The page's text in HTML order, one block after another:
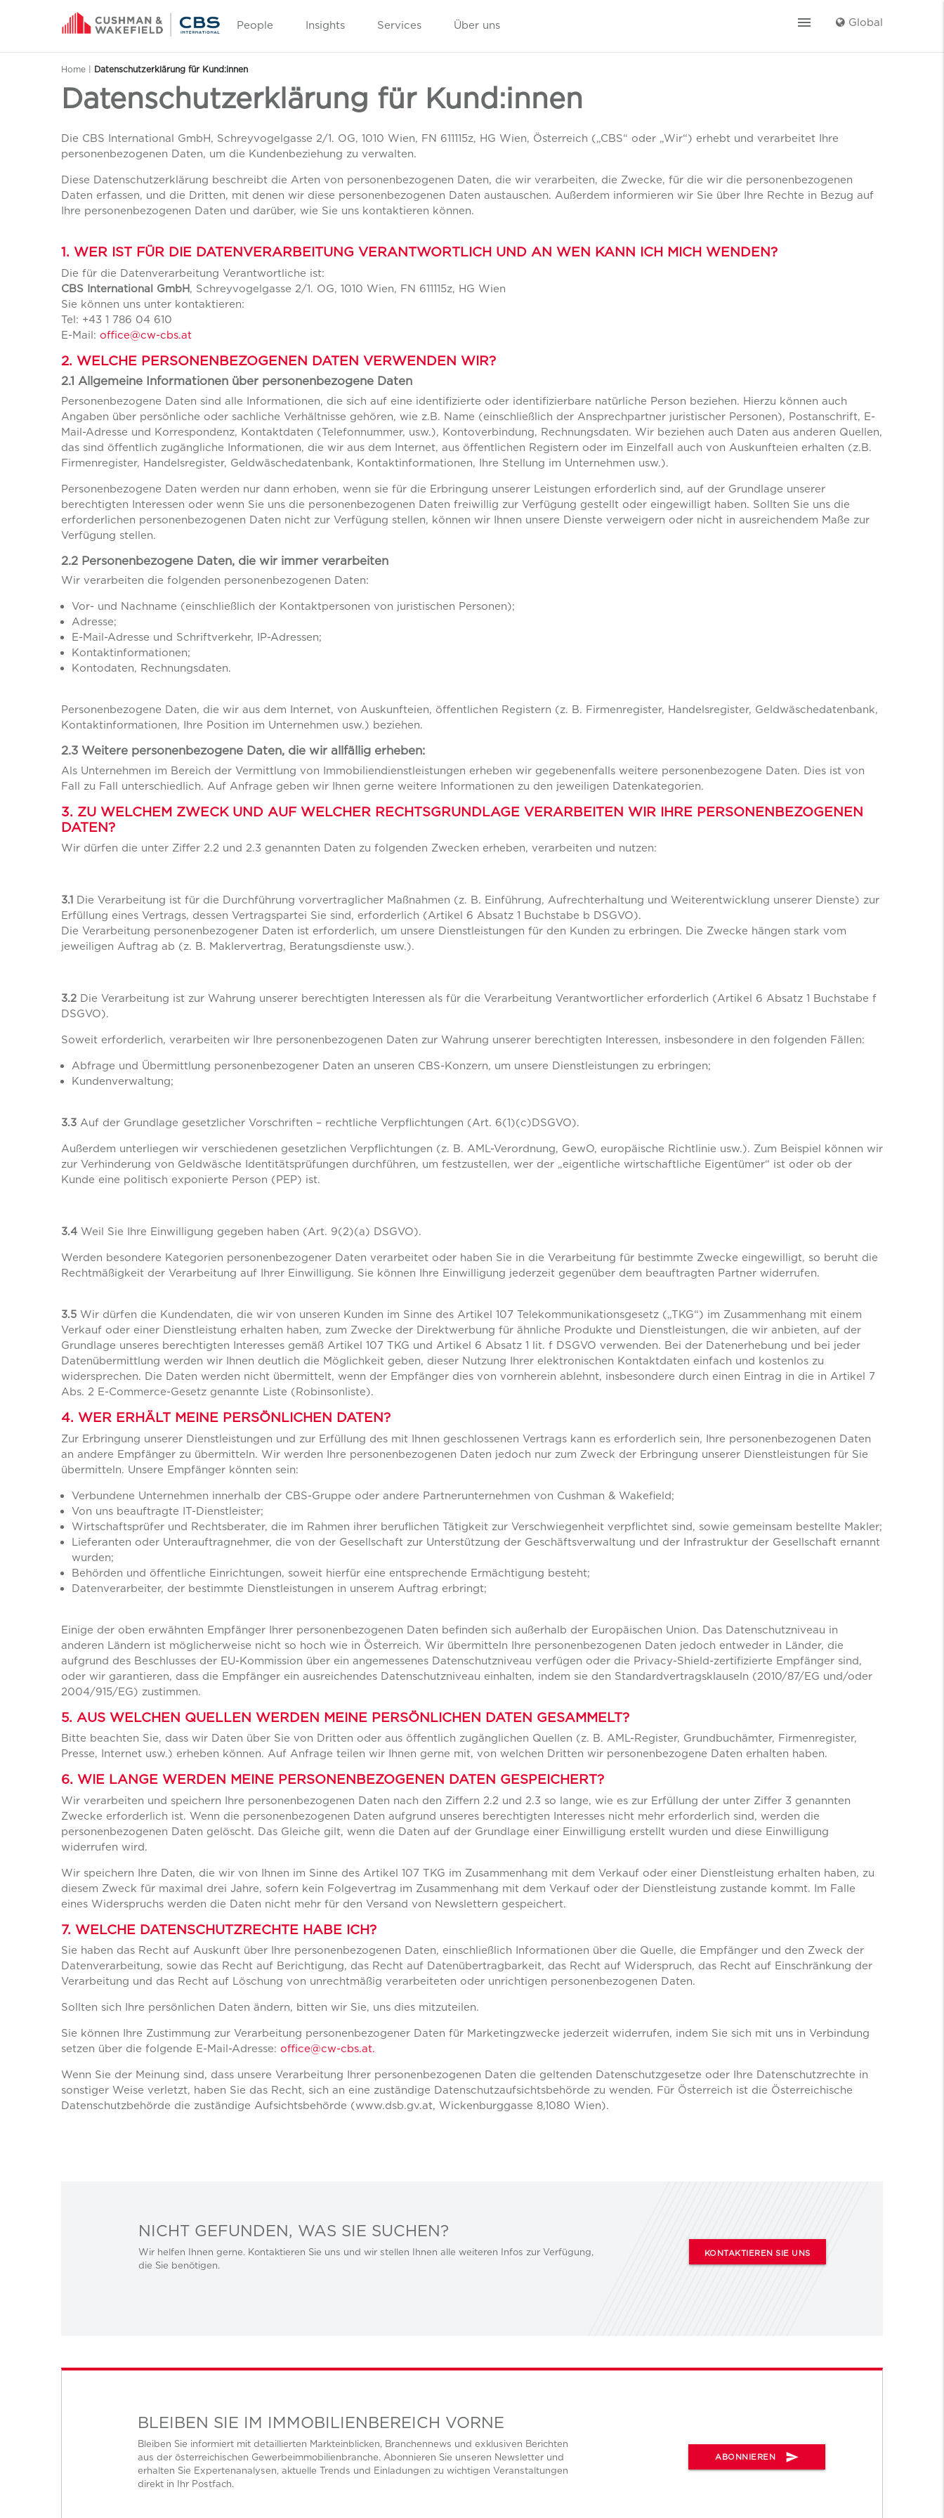
People Insights Services Über uns menu Global
Home Datenschutzerklärung für Kund:innen
Datenschutzerklärung für Kund:innen
Die CBS International GmbH, Schreyvogelgasse 2/1. OG, 1010 Wien, FN 611115z, HG Wien, Österreich („CBS“ oder „Wir“) erhebt und verarbeitet Ihre
personenbezogenen Daten, um die Kundenbeziehung zu verwalten.
Diese Datenschutzerklärung beschreibt die Arten von personenbezogenen Daten, die wir verarbeiten, die Zwecke, für die wir die personenbezogenen
Daten erfassen, und die Dritten, mit denen wir diese personenbezogenen Daten austauschen. Außerdem informieren wir Sie über Ihre Rechte in Bezug auf
Ihre personenbezogenen Daten und darüber, wie Sie uns kontaktieren können.
1. WER IST FÜR DIE DATENVERARBEITUNG VERANTWORTLICH UND AN WEN KANN ICH MICH WENDEN?
Die für die Datenverarbeitung Verantwortliche ist:
CBS International GmbH, Schreyvogelgasse 2/1. OG, 1010 Wien, FN 611115z, HG Wien
Sie können uns unter kontaktieren:
Tel: +43 1 786 04 610
E-Mail: office@cw-cbs.at
2. WELCHE PERSONENBEZOGENEN DATEN VERWENDEN WIR?
2.1 Allgemeine Informationen über personenbezogene Daten
Personenbezogene Daten sind alle Informationen, die sich auf eine identifizierte oder identifizierbare natürliche Person beziehen. Hierzu können auch
Angaben über persönliche oder sachliche Verhältnisse gehören, wie z.B. Name (einschließlich der Ansprechpartner juristischer Personen), Postanschrift, E-
Mail-Adresse und Korrespondenz, Kontaktdaten (Telefonnummer, usw.), Kontoverbindung, Rechnungsdaten. Wir beziehen auch Daten aus anderen Quellen,
das sind öffentlich zugängliche Informationen, die wir aus dem Internet, aus öffentlichen Registern oder im Einzelfall auch von Auskunfteien erhalten (z.B.
Firmenregister, Handelsregister, Geldwäschedatenbank, Kontaktinformationen, Ihre Stellung im Unternehmen usw.).
Personenbezogene Daten werden nur dann erhoben, wenn sie für die Erbringung unserer Leistungen erforderlich sind, auf der Grundlage unserer
berechtigten Interessen oder wenn Sie uns die personenbezogenen Daten freiwillig zur Verfügung gestellt oder eingewilligt haben. Sollten Sie uns die
erforderlichen personenbezogenen Daten nicht zur Verfügung stellen, können wir Ihnen unsere Dienste verweigern oder nicht in ausreichendem Maße zur
Verfügung stellen.
2.2 Personenbezogene Daten, die wir immer verarbeiten
Wir verarbeiten die folgenden personenbezogenen Daten:
Vor- und Nachname (einschließlich der Kontaktpersonen von juristischen Personen);
Adresse;
E-Mail-Adresse und Schriftverkehr, IP-Adressen;
Kontaktinformationen;
Kontodaten, Rechnungsdaten.
Personenbezogene Daten, die wir aus dem Internet, von Auskunfteien, öffentlichen Registern (z. B. Firmenregister, Handelsregister, Geldwäschedatenbank,
Kontaktinformationen, Ihre Position im Unternehmen usw.) beziehen.
2.3 Weitere personenbezogene Daten, die wir allfällig erheben:
Als Unternehmen im Bereich der Vermittlung von Immobiliendienstleistungen erheben wir gegebenenfalls weitere personenbezogene Daten. Dies ist von
Fall zu Fall unterschiedlich. Auf Anfrage geben wir Ihnen gerne weitere Informationen zu den jeweiligen Datenkategorien.
3. ZU WELCHEM ZWECK UND AUF WELCHER RECHTSGRUNDLAGE VERARBEITEN WIR IHRE PERSONENBEZOGENEN
DATEN?
Wir dürfen die unter Ziffer 2.2 und 2.3 genannten Daten zu folgenden Zwecken erheben, verarbeiten und nutzen:
3.1 Die Verarbeitung ist für die Durchführung vorvertraglicher Maßnahmen (z. B. Einführung, Aufrechterhaltung und Weiterentwicklung unserer Dienste) zur
Erfüllung eines Vertrags, dessen Vertragspartei Sie sind, erforderlich (Artikel 6 Absatz 1 Buchstabe b DSGVO).
Die Verarbeitung personenbezogener Daten ist erforderlich, um unsere Dienstleistungen für den Kunden zu erbringen. Die Zwecke hängen stark vom
jeweiligen Auftrag ab (z. B. Maklervertrag, Beratungsdienste usw.).
3.2 Die Verarbeitung ist zur Wahrung unserer berechtigten Interessen als für die Verarbeitung Verantwortlicher erforderlich (Artikel 6 Absatz 1 Buchstabe f
DSGVO).
Soweit erforderlich, verarbeiten wir Ihre personenbezogenen Daten zur Wahrung unserer berechtigten Interessen, insbesondere in den folgenden Fällen:
Abfrage und Übermittlung personenbezogener Daten an unseren CBS-Konzern, um unsere Dienstleistungen zu erbringen;
Kundenverwaltung;
3.3 Auf der Grundlage gesetzlicher Vorschriften – rechtliche Verpflichtungen (Art. 6(1)(c)DSGVO).
Außerdem unterliegen wir verschiedenen gesetzlichen Verpflichtungen (z. B. AML-Verordnung, GewO, europäische Richtlinie usw.). Zum Beispiel können wir
zur Verhinderung von Geldwäsche Identitätsprüfungen durchführen, um festzustellen, wer der „eigentliche wirtschaftliche Eigentümer“ ist oder ob der
Kunde eine politisch exponierte Person (PEP) ist.
3.4 Weil Sie Ihre Einwilligung gegeben haben (Art. 9(2)(a) DSGVO).
Werden besondere Kategorien personenbezogener Daten verarbeitet oder haben Sie in die Verarbeitung für bestimmte Zwecke eingewilligt, so beruht die
Rechtmäßigkeit der Verarbeitung auf Ihrer Einwilligung. Sie können Ihre Einwilligung jederzeit gegenüber dem beauftragten Partner widerrufen.
3.5 Wir dürfen die Kundendaten, die wir von unseren Kunden im Sinne des Artikel 107 Telekommunikationsgesetz („TKG“) im Zusammenhang mit einem
Verkauf oder einer Dienstleistung erhalten haben, zum Zwecke der Direktwerbung für ähnliche Produkte und Dienstleistungen, die wir anbieten, auf der
Grundlage unseres berechtigten Interesses gemäß Artikel 107 TKG und Artikel 6 Absatz 1 lit. f DSGVO verwenden. Bei der Datenerhebung und bei jeder
Datenübermittlung werden wir Ihnen deutlich die Möglichkeit geben, dieser Nutzung Ihrer elektronischen Kontaktdaten einfach und kostenlos zu
widersprechen. Die Daten werden nicht übermittelt, wenn der Empfänger dies von vornherein ablehnt, insbesondere durch einen Eintrag in die in Artikel 7
Abs. 2 E-Commerce-Gesetz genannte Liste (Robinsonliste).
4. WER ERHÄLT MEINE PERSÖNLICHEN DATEN?
Zur Erbringung unserer Dienstleistungen und zur Erfüllung des mit Ihnen geschlossenen Vertrags kann es erforderlich sein, Ihre personenbezogenen Daten
an andere Empfänger zu übermitteln. Wir werden Ihre personenbezogenen Daten jedoch nur zum Zweck der Erbringung unserer Dienstleistungen für Sie
übermitteln. Unsere Empfänger könnten sein:
Verbundene Unternehmen innerhalb der CBS-Gruppe oder andere Partnerunternehmen von Cushman & Wakefield;
Von uns beauftragte IT-Dienstleister;
Wirtschaftsprüfer und Rechtsberater, die im Rahmen ihrer beruflichen Tätigkeit zur Verschwiegenheit verpflichtet sind, sowie gemeinsam bestellte Makler;
Lieferanten oder Unterauftragnehmer, die von der Gesellschaft zur Unterstützung der Geschäftsverwaltung und der Infrastruktur der Gesellschaft ernannt
wurden;
Behörden und öffentliche Einrichtungen, soweit hierfür eine entsprechende Ermächtigung besteht;
Datenverarbeiter, der bestimmte Dienstleistungen in unserem Auftrag erbringt;
Einige der oben erwähnten Empfänger Ihrer personenbezogenen Daten befinden sich außerhalb der Europäischen Union. Das Datenschutzniveau in
anderen Ländern ist möglicherweise nicht so hoch wie in Österreich. Wir übermitteln Ihre personenbezogenen Daten jedoch entweder in Länder, die
aufgrund des Beschlusses der EU-Kommission über ein angemessenes Datenschutzniveau verfügen oder die Privacy-Shield-zertifizierte Empfänger sind,
oder wir garantieren, dass die Empfänger ein ausreichendes Datenschutzniveau einhalten, indem sie den Standardvertragsklauseln (2010/87/EG und/oder
2004/915/EG) zustimmen.
5. AUS WELCHEN QUELLEN WERDEN MEINE PERSÖNLICHEN DATEN GESAMMELT?
Bitte beachten Sie, dass wir Daten über Sie von Dritten oder aus öffentlich zugänglichen Quellen (z. B. AML-Register, Grundbuchämter, Firmenregister,
Presse, Internet usw.) erheben können. Auf Anfrage teilen wir Ihnen gerne mit, von welchen Dritten wir personenbezogene Daten erhalten haben.
6. WIE LANGE WERDEN MEINE PERSONENBEZOGENEN DATEN GESPEICHERT?
Wir verarbeiten und speichern Ihre personenbezogenen Daten nach den Ziffern 2.2 und 2.3 so lange, wie es zur Erfüllung der unter Ziffer 3 genannten
Zwecke erforderlich ist. Wenn die personenbezogenen Daten aufgrund unseres berechtigten Interesses nicht mehr erforderlich sind, werden die
personenbezogenen Daten gelöscht. Das Gleiche gilt, wenn die Daten auf der Grundlage einer Einwilligung erstellt wurden und diese Einwilligung
widerrufen wird.
Wir speichern Ihre Daten, die wir von Ihnen im Sinne des Artikel 107 TKG im Zusammenhang mit dem Verkauf oder einer Dienstleistung erhalten haben, zu
diesem Zweck für maximal drei Jahre, sofern kein Folgevertrag im Zusammenhang mit dem Verkauf oder der Dienstleistung zustande kommt. Im Falle
eines Widerspruchs werden die Daten nicht mehr für den Versand von Newslettern gespeichert.
7. WELCHE DATENSCHUTZRECHTE HABE ICH?
Sie haben das Recht auf Auskunft über Ihre personenbezogenen Daten, einschließlich Informationen über die Quelle, die Empfänger und den Zweck der
Datenverarbeitung, sowie das Recht auf Berichtigung, das Recht auf Datenübertragbarkeit, das Recht auf Widerspruch, das Recht auf Einschränkung der
Verarbeitung und das Recht auf Löschung von unrechtmäßig verarbeiteten oder unrichtigen personenbezogenen Daten.
Sollten sich Ihre persönlichen Daten ändern, bitten wir Sie, uns dies mitzuteilen.
Sie können Ihre Zustimmung zur Verarbeitung personenbezogener Daten für Marketingzwecke jederzeit widerrufen, indem Sie sich mit uns in Verbindung
setzen über die folgende E-Mail-Adresse: office@cw-cbs.at.
Wenn Sie der Meinung sind, dass unsere Verarbeitung Ihrer personenbezogenen Daten die geltenden Datenschutzgesetze oder Ihre Datenschutzrechte in
sonstiger Weise verletzt, haben Sie das Recht, sich an eine zuständige Datenschutzaufsichtsbehörde zu wenden. Für Österreich ist die Österreichische
Datenschutzbehörde die zuständige Aufsichtsbehörde (www.dsb.gv.at, Wickenburggasse 8,1080 Wien).
NICHT GEFUNDEN, WAS SIE SUCHEN?
Wir helfen Ihnen gerne. Kontaktieren Sie uns und wir stellen Ihnen alle weiteren Infos zur Verfügung,
die Sie benötigen.
KONTAKTIEREN SIE UNS
BLEIBEN SIE IM IMMOBILIENBEREICH VORNE
Bleiben Sie informiert mit detaillierten Markteinblicken, Branchennews und exklusiven Berichten
aus der österreichischen Gewerbeimmobilienbranche. Abonnieren Sie unseren Newsletter und
erhalten Sie Expertenanalysen, aktuelle Trends und Einladungen zu wichtigen Veranstaltungen
direkt in Ihr Postfach.
ABONNIEREN send